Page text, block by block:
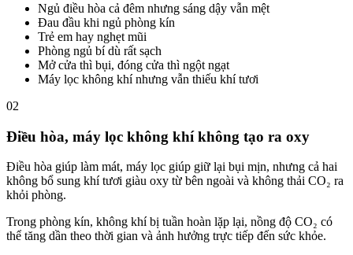
Ngủ điều hòa cả đêm nhưng sáng dậy vẫn mệt
Đau đầu khi ngủ phòng kín
Trẻ em hay nghẹt mũi
Phòng ngủ bí dù rất sạch
Mở cửa thì bụi, đóng cửa thì ngột ngạt
Máy lọc không khí nhưng vẫn thiếu khí tươi
02
Điều hòa, máy lọc không khí không tạo ra oxy
Điều hòa giúp làm mát, máy lọc giúp giữ lại bụi mịn, nhưng cả hai
không bổ sung khí tươi giàu oxy từ bên ngoài và không thải CO₂ ra
khỏi phòng.
Trong phòng kín, không khí bị tuần hoàn lặp lại, nồng độ CO₂ có
thể tăng dần theo thời gian và ảnh hưởng trực tiếp đến sức khỏe.